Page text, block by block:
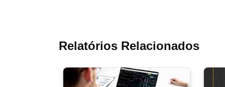
Relatórios Relacionados